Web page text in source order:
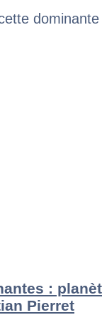
:
Pierret